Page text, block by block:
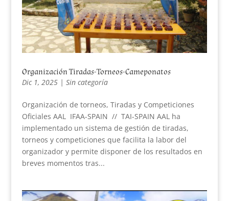
Organización Tiradas-Torneos-Cameponatos
Dic 1, 2025| Sin categoría
Organización de torneos, Tiradas y Competiciones
Oficiales AAL IFAA-SPAIN // TAI-SPAIN AAL ha
implementado un sistema de gestión de tiradas,
torneos y competiciones que facilita la labor del
organizador y permite disponer de los resultados en
breves momentos tras...